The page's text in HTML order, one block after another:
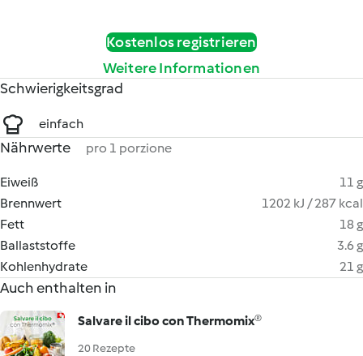
Kostenlos registrieren
Weitere Informationen
Schwierigkeitsgrad
einfach
Nährwerte pro 1 porzione
Eiweiß
11 g
Brennwert
1202 kJ / 287 kcal
Fett
18 g
Ballaststoffe
3.6 g
Kohlenhydrate
21 g
Auch enthalten in
Salvare il cibo con Thermomix®
20 Rezepte